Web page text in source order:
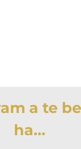
a te
ha…